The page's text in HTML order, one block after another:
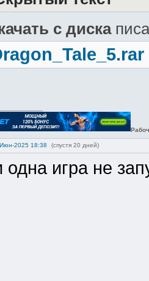
с диска
2025 18:38 (спустя 20 дней)
одна игра не